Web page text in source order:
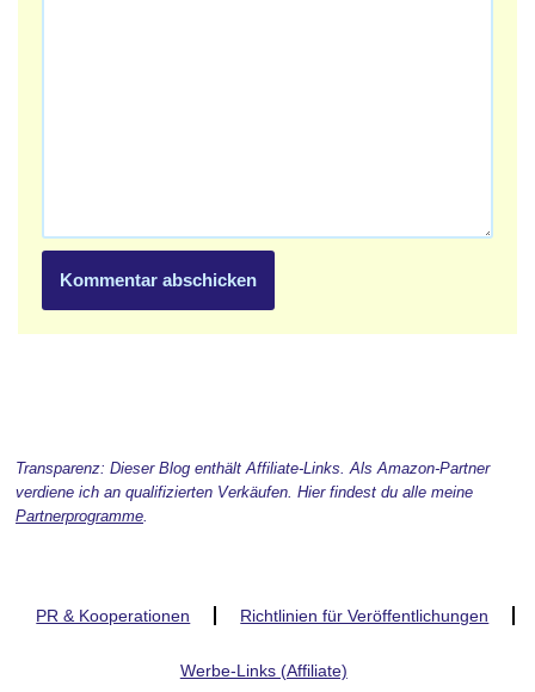
Transparenz: Dieser Blog enthält Affiliate-Links. Als Amazon-Partner
verdiene ich an qualifizierten Verkäufen. Hier findest du alle meine
Partnerprogramme.
PR & Kooperationen Richtlinien für Veröffentlichungen
Werbe-Links (Affiliate)